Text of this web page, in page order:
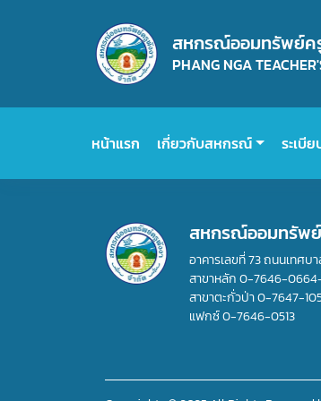
สหกรณ์ออมทรัพย์ค
PHANG NGA
หน้าแรก เกี่ยวกับสหกรณ์ ระเบี
สหกรณ์ออมทรัพ
อาคารเลขที่ 73 ถนนเทศ
สาขาหลัก0-7646-
สาขาตะกั่วป่า0-7647-
แฟกซ์0-7646-0513